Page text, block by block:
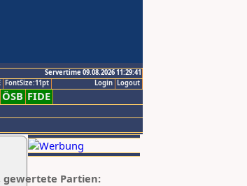
Servertime 09.08.2026 11:29:41
Logout
Login
FontSize:11pt
ÖSB FIDE
gewertete Partien: